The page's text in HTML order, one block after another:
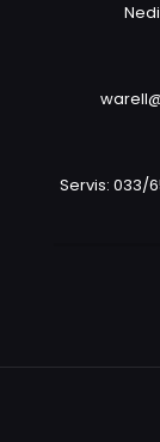
Servis: 033/